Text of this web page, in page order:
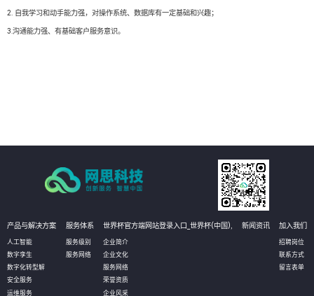
2. 自我学习和动手能力强，对操作系统、数据库有一定基础和兴趣；
3.沟通能力强、有基础客户服务意识。
产品与解决方案
人工智能
数字孪生
数字化转型解
安全服务
运维服务
服务体系
服务级别
服务网络
世界杯官方端网站登录入口_世界杯(中国),
企业简介
企业文化
服务网络
荣誉资质
企业风采
新闻资讯 加入我们
招聘岗位
联系方式
留言表单